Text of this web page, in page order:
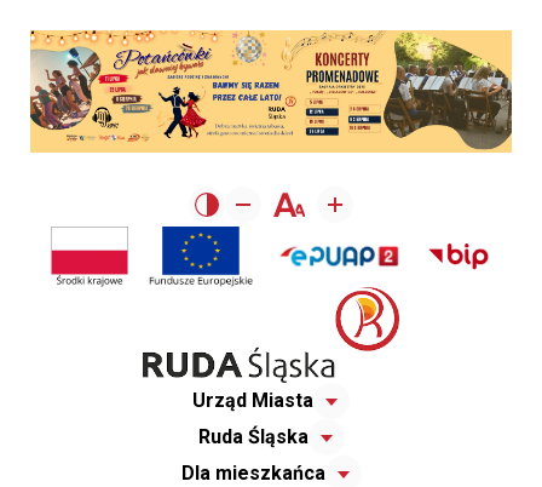
Urząd Miasta
Ruda Śląska
Dla mieszkańca